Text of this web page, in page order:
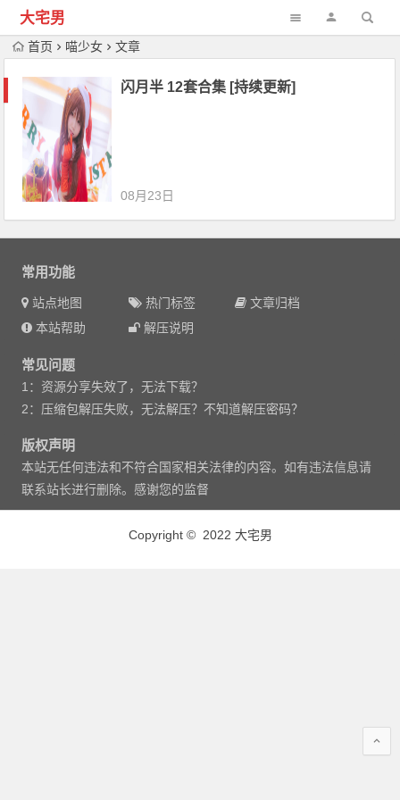
大宅男
首页 喵少女 文章
闪月半 12套合集 [持续更新]
08月23日
常用功能
站点地图 热门标签
文章归档
本站帮助
解压说明
常见问题
1：资源分享失效了，无法下载？
2：压缩包解压失败，无法解压？不知道解压密码？
版权声明
本站无任何违法和不符合国家相关法律的内容。如有违法信息请
联系站长进行删除。感谢您的监督
Copyright © 2022 大宅男